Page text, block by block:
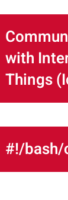
with
Things
#!/